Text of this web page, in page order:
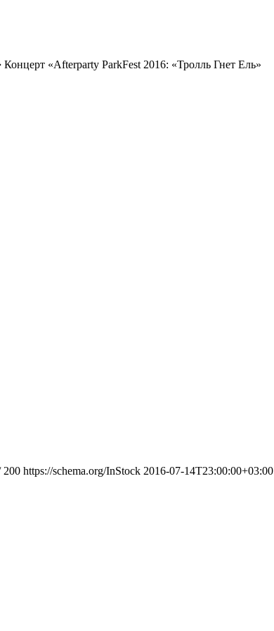
Концерт «Afterparty ParkFest 2016: «Тролль Гнет Ель»
200 https://schema.org/InStock 2016-07-14T23:00:00+03:00